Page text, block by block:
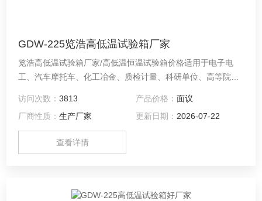
GDW-225览浩高低温试验箱厂家
览浩高低温试验箱厂家/高低温恒温试验箱价格适用于电子电
工、汽车摩托车、化工冶金、质检计量、科研单位、高等院
在高温、低温、恒温环境下贮存和使用时的适应性试验，检测
其各性能指标，是产品模拟环境试验*设备。
访问次数：3813 产品价格： 面议
厂商性质：生产厂家 更新日期： 2026-07-22
查看详情